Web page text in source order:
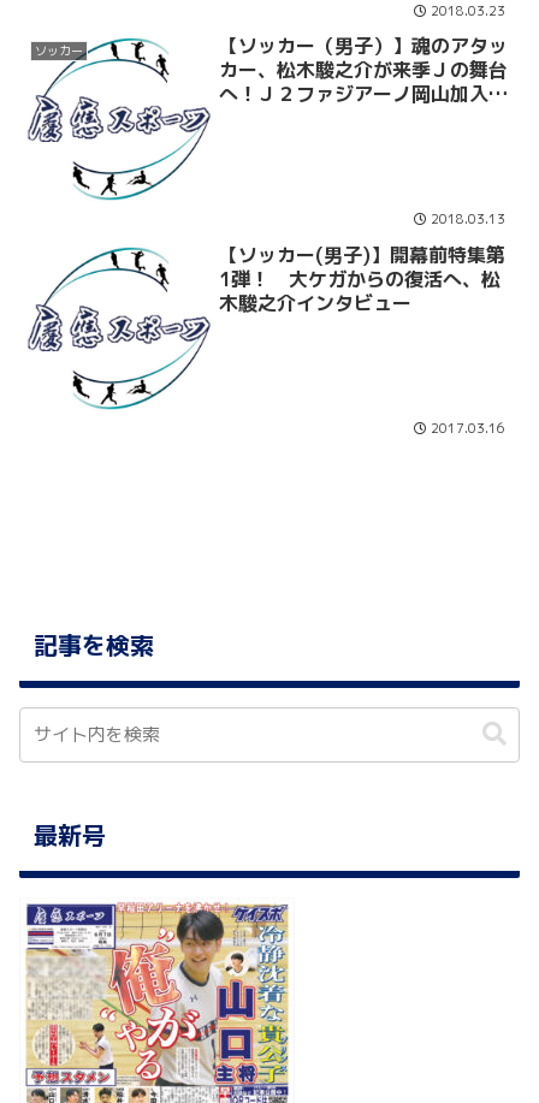
2018.03.23
ソッカー
【ソッカー（男子）】魂のアタッ
カー、松木駿之介が来季Ｊの舞台
へ！Ｊ２ファジアーノ岡山加入が
2018.03.13
【ソッカー(男子)】開幕前特集第
1弾！ 大ケガからの復活へ、松
木駿之介インタビュー
2017.03.16
記事を検索
最新号